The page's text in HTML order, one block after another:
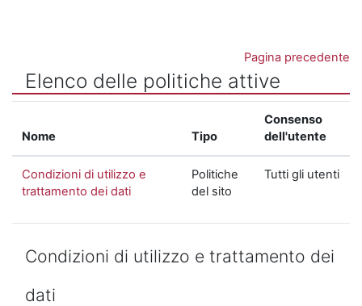
Pagina precedente
Elenco delle politiche attive
Nome Tipo
Consenso
dell'utente
Condizioni di utilizzo e
trattamento dei dati
Politiche
del sito
Tutti gli utenti
Condizioni di utilizzo e trattamento dei
dati